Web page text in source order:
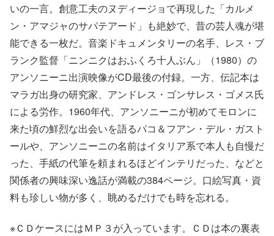
いの一言。創意工夫のヌディージョで再現した「カルメ
ン・アマジャのサパテアード」も絶妙で、昔の芸人魂が堪
能できる一枚だ。音楽ドキュメンタリーの名手、レス・ブ
ランク監督「ニンニクはおふくろ十人ぶん」（1980）の
アンソニーニ出演映像がCD最後の付録。一方、伝記本は
マラガ出身の研究家、アンドレス・ゴンサレス・ゴメス氏
による労作。1960年代、アンソニーニが初めてモロンに
来た頃の鮮烈な出会いを語るパコ＆フアン・デル・ガスト
ールや、アンソニーニの名前はイタリア系で本人も自慢だ
った、手紙の代筆を頼まれるほどインテリだった、などと
関係者の興味深い逸話が満載の384ページ。口絵写真・資
料も珍しい物が多く、眺めるだけでも時を忘れる。
※ＣＤケースにはＭＰ３が入っています。ＣＤは本の裏表